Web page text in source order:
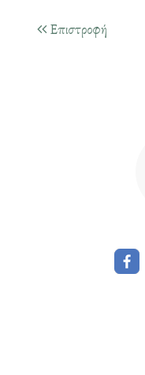
Επιστροφή